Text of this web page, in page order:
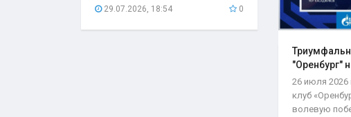
29.07.2026, 18:54 0
"Оренбург"
26 июля 2026
клуб
волевую